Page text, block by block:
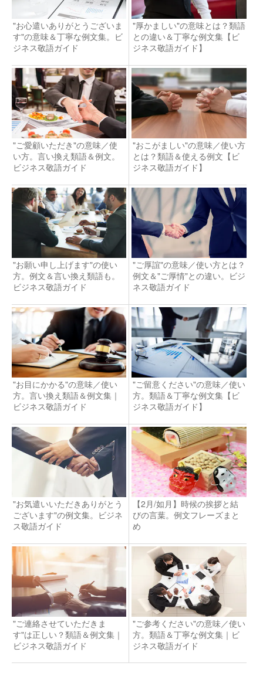
"お心遣いありがとうございま
す"の意味＆丁寧な例文集。ビ
ジネス敬語ガイド
"厚かましい"の意味とは？類語
との違い＆丁寧な例文集【ビ
ジネス敬語ガイド】
"ご愛顧いただき"の意味／使
い方。言い換え類語＆例文。
ビジネス敬語ガイド
"おこがましい"の意味／使い方
とは？類語＆使える例文【ビ
ジネス敬語ガイド】
"お願い申し上げます"の使い
方。例文＆言い換え類語も。
ビジネス敬語ガイド
"ご厚誼"の意味／使い方とは？
例文＆"ご厚情"との違い。ビジ
ネス敬語ガイド
"お目にかかる"の意味／使い
方。言い換え類語＆例文集｜
ビジネス敬語ガイド
"ご留意ください"の意味／使い
方。類語＆丁寧な例文集【ビ
ジネス敬語ガイド】
"お気遣いいただきありがとう
ございます"の例文集。ビジネ
ス敬語ガイド
【2月/如月】時候の挨拶と結
びの言葉。例文フレーズまと
め
"ご連絡させていただきま
す"は正しい？類語＆例文集｜
ビジネス敬語ガイド
"ご参考ください"の意味／使い
方。類語＆丁寧な例文集｜ビ
ジネス敬語ガイド